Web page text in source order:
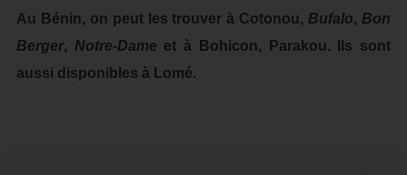
Au Bénin, on peut les trouver à Cotonou, Bufalo, Bon
Berger, Notre-Dame et à Bohicon, Parakou. Ils sont
aussi disponibles à Lomé.